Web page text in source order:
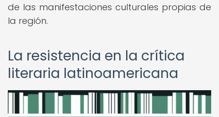
de las manifestaciones culturales propias de
la región.
La resistencia en la crítica
literaria latinoamericana